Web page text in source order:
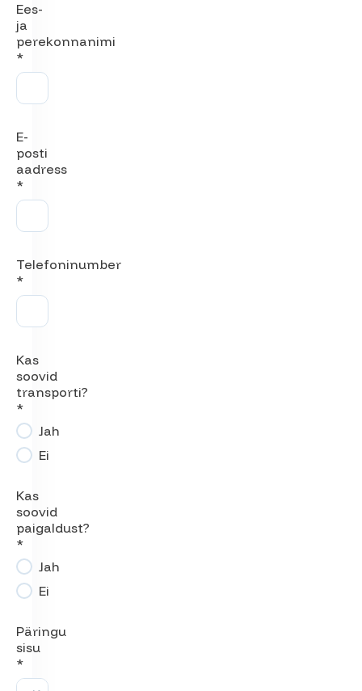
Ees-
ja
perekonnanimi
*
E-
posti
aadress
*
Telefoninumber
*
Kas
soovid
transporti?
*
Jah
Ei
Kas
soovid
paigaldust?
*
Jah
Ei
Päringu
sisu
*